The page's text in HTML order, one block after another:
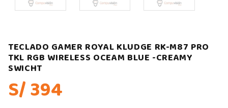
TECLADO GAMER ROYAL KLUDGE RK-M87 PRO
TKL RGB WIRELESS OCEAM BLUE -CREAMY
SWICHT
S/ 394